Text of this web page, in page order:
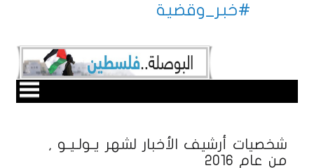
#خبر_وقضية
شخصيات أرشيف الأخبار لشهر يـولـيـو ,
من عام 2016